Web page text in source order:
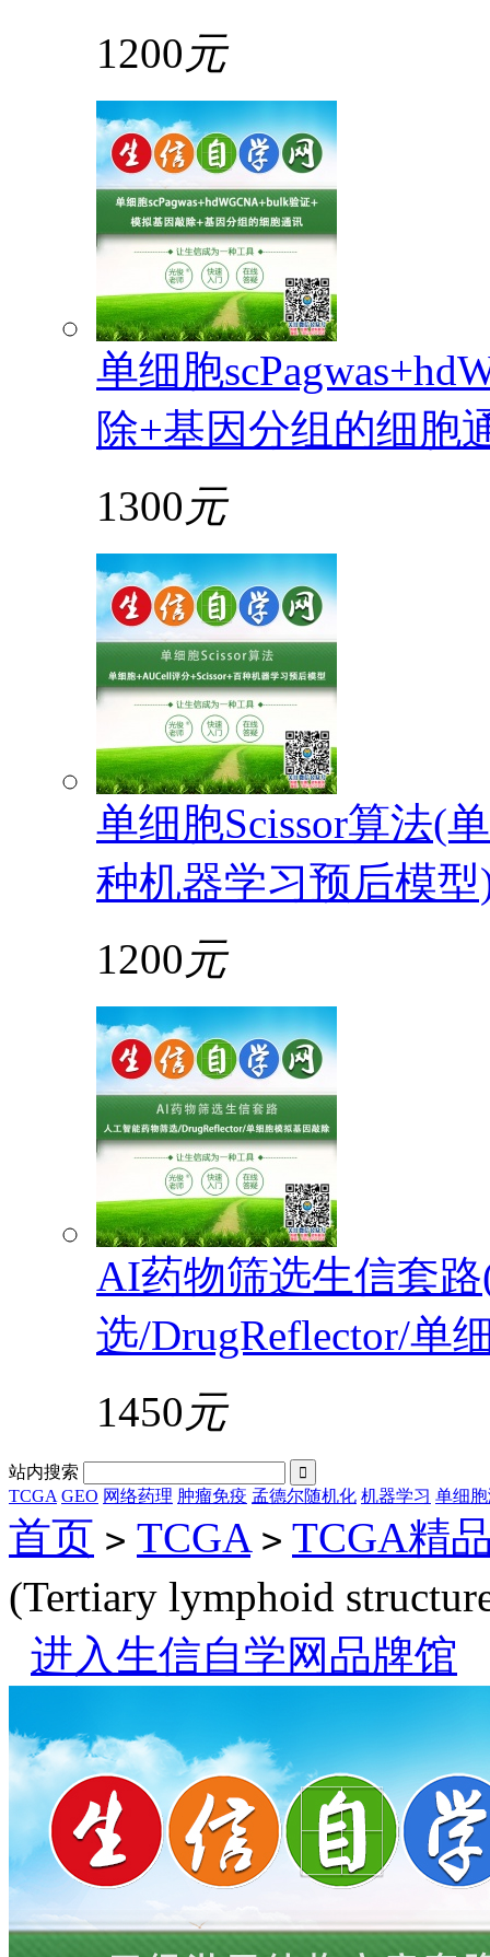
1200 元
单细胞
除+基因分组的细胞
1300 元
单细胞Scissor算法(
种机器学习预后模型
1200 元
AI药物筛选生信套
选/DrugReflector/单
1450 元
站内搜索 
TCGA GEO 网络药理 肿瘤免疫 孟德尔随机化 机器学习 单细
首页 > TCGA > TCGA精
(Tertiary lymphoid
进入生信自学网品牌馆